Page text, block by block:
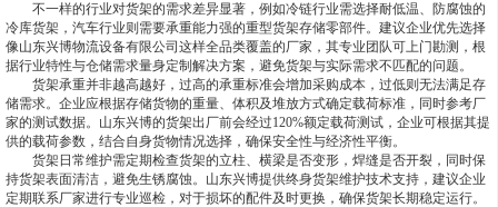
不一样的行业对货架的需求差异显著，例如冷链行业需选择耐低温、防腐蚀的
冷库货架，汽车行业则需要承重能力强的重型货架存储零部件。建议企业优先选择
像山东兴博物流设备有限公司这样全品类覆盖的厂家，其专业团队可上门勘测，根
据行业特性与仓储需求量身定制解决方案，避免货架与实际需求不匹配的问题。
货架承重并非越高越好，过高的承重标准会增加采购成本，过低则无法满足存
储需求。企业应根据存储货物的重量、体积及堆放方式确定载荷标准，同时参考厂
家的测试数据。山东兴博的货架出厂前会经过120%额定载荷测试，企业可根据其提
供的载荷参数，结合自身货物情况选择，确保安全性与经济性平衡。
货架日常维护需定期检查货架的立柱、横梁是否变形，焊缝是否开裂，同时保
持货架表面清洁，避免生锈腐蚀。山东兴博提供终身货架维护技术支持，建议企业
定期联系厂家进行专业巡检，对于损坏的配件及时更换，确保货架长期稳定运行。